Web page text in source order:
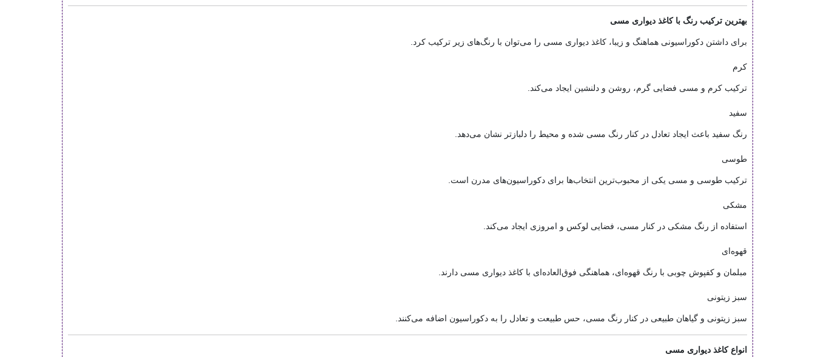
بهترین ترکیب رنگ با کاغذ دیواری مسی
برای داشتن دکوراسیونی هماهنگ و زیبا، کاغذ دیواری مسی را می‌توان با رنگ‌های زیر ترکیب کرد.
کرم
ترکیب کرم و مسی فضایی گرم، روشن و دلنشین ایجاد می‌کند.
سفید
رنگ سفید باعث ایجاد تعادل در کنار رنگ مسی شده و محیط را دلبازتر نشان می‌دهد.
طوسی
ترکیب طوسی و مسی یکی از محبوب‌ترین انتخاب‌ها برای دکوراسیون‌های مدرن است.
مشکی
استفاده از رنگ مشکی در کنار مسی، فضایی لوکس و امروزی ایجاد می‌کند.
قهوه‌ای
مبلمان و کفپوش چوبی با رنگ قهوه‌ای، هماهنگی فوق‌العاده‌ای با کاغذ دیواری مسی دارند.
سبز زیتونی
سبز زیتونی و گیاهان طبیعی در کنار رنگ مسی، حس طبیعت و تعادل را به دکوراسیون اضافه می‌کنند.
انواع کاغذ دیواری مسی